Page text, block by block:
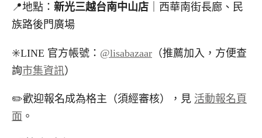
📍地點： 新光三越台南中山店 ｜西華南街長廊、民
族路後門廣場
✳️LINE 官方帳號： @lisabazaar （推薦加入，方便查
詢市集資訊）
✏️歡迎報名成為格主（須經審核），見 活動報名頁
面 。